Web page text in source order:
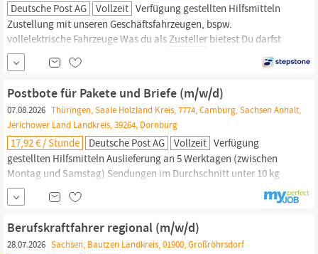
Deutsche Post AG Vollzeit Verfügung gestellten Hilfsmitteln
Zustellung mit unseren Geschäftsfahrzeugen, bspw.
vollelektrische Fahrzeuge Was du als Zusteller bietest Du darfst
einen Pkw fahren Du kannst dich auf Deutsch unterhalten Du bist
wetterfest und kannst gut anpacken Du bist zuverlässig und
hängst dich rein Werde Paketzusteller bei Deutsche Post DHL Du
begegnest
Postbote für Pakete und Briefe (m/w/d)
07.08.2026 Thüringen, Saale Holzland Kreis, 7774, Camburg, Sachsen Anhalt,
Jerichower Land Landkreis, 39264, Dornburg
17,92 € / Stunde Deutsche Post AG Vollzeit Verfügung
gestellten Hilfsmitteln Auslieferung an 5 Werktagen (zwischen
Montag und Samstag) Sendungen im Durchschnitt unter 10 kg
Zustellung mit unseren Geschäftsfahrzeugen, bspw.
vollelektrische Fahrzeuge Was du als
bietest Du darfst
einen Pkw fahren Du kannst dich auf Deutsch unterhalten Du bist
wetterfest und kannst gut anpacken Du bist...
Berufskraftfahrer regional (m/w/d)
28.07.2026 Sachsen, Bautzen Landkreis, 01900, Großröhrsdorf